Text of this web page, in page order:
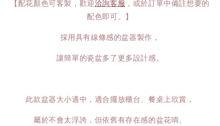
【配花顏色可客製，歡迎洽詢客服 ，或於訂單中備註想要的
配色即可。】
採用具有線條感的盆器製作，
讓簡單的瓷盆多了更多設計感。
此款盆器大小適中，適合擺放櫃台、餐桌上欣賞，
屬於不會太浮誇，但依舊有存在感的盆花唷。